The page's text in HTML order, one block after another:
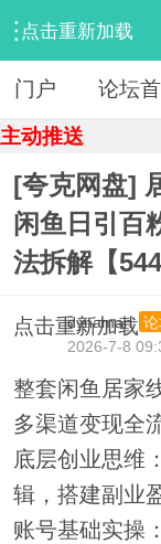
点击重新加载
› 【 资源区 】 ›
门户 论坛
主动推送
[夸克网盘]
闲鱼日引百
法拆解【
点击重新加载
dynaman
2026-7-8
整套闲鱼居家
多渠道变现全
底层创业思维
辑，搭建副业
账号基础实操